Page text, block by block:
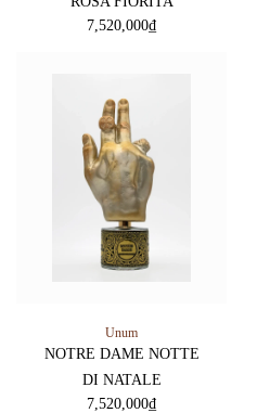
7,520,000₫
Unum
NOTRE DAME NOTTE
DI NATALE
7,520,000₫